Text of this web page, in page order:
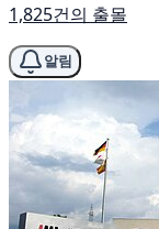
1,825건의 출몰
알림